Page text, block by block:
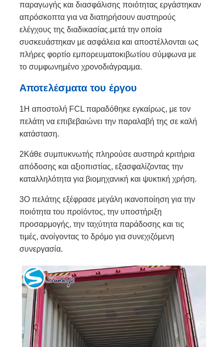
παραγωγής και διασφάλισης ποιότητας εργάστηκαν
απρόσκοπτα για να διατηρήσουν αυστηρούς
ελέγχους της διαδικασίας.μετά την οποία
συσκευάστηκαν με ασφάλεια και αποστέλλονται ως
πλήρες φορτίο εμπορευματοκιβωτίου σύμφωνα με
το συμφωνημένο χρονοδιάγραμμα.
Αποτελέσματα του έργου
1Η αποστολή FCL παραδόθηκε εγκαίρως, με τον
πελάτη να επιβεβαιώνει την παραλαβή της σε καλή
κατάσταση.
2Κάθε συμπυκνωτής πληρούσε αυστηρά κριτήρια
απόδοσης και αξιοπιστίας, εξασφαλίζοντας την
καταλληλότητα για βιομηχανική και ψυκτική χρήση.
3Ο πελάτης εξέφρασε μεγάλη ικανοποίηση για την
ποιότητα του προϊόντος, την υποστήριξη
προσαρμογής, την ταχύτητα παράδοσης και τις
τιμές, ανοίγοντας το δρόμο για συνεχιζόμενη
συνεργασία.